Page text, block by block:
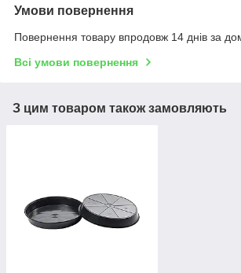
Умови повернення
Повернення товару впродовж 14 днів за
Всі умови повернення
З цим товаром також замовляють